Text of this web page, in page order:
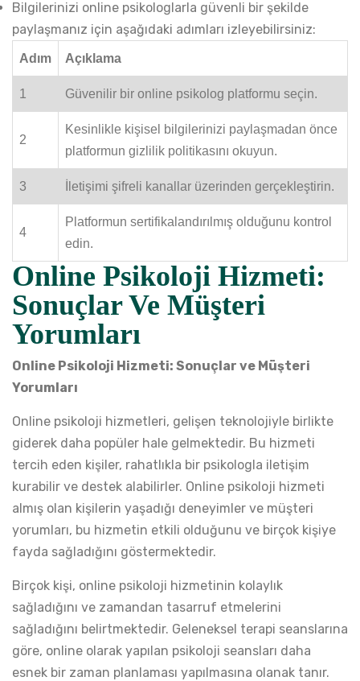
Bilgilerinizi online psikologlarla güvenli bir şekilde
paylaşmanız için aşağıdaki adımları izleyebilirsiniz:
Adım Açıklama
1 Güvenilir bir online psikolog platformu seçin.
2
Kesinlikle kişisel bilgilerinizi paylaşmadan önce
platformun gizlilik politikasını okuyun.
3 İletişimi şifreli kanallar üzerinden gerçekleştirin.
4
Platformun sertifikalandırılmış olduğunu kontrol
edin.
Online Psikoloji Hizmeti:
Sonuçlar Ve Müşteri
Yorumları
Online Psikoloji Hizmeti: Sonuçlar ve Müşteri
Yorumları
Online psikoloji hizmetleri, gelişen teknolojiyle birlikte
giderek daha popüler hale gelmektedir. Bu hizmeti
tercih eden kişiler, rahatlıkla bir psikologla iletişim
kurabilir ve destek alabilirler. Online psikoloji hizmeti
almış olan kişilerin yaşadığı deneyimler ve müşteri
yorumları, bu hizmetin etkili olduğunu ve birçok kişiye
fayda sağladığını göstermektedir.
Birçok kişi, online psikoloji hizmetinin kolaylık
sağladığını ve zamandan tasarruf etmelerini
sağladığını belirtmektedir. Geleneksel terapi seanslarına
göre, online olarak yapılan psikoloji seansları daha
esnek bir zaman planlaması yapılmasına olanak tanır.